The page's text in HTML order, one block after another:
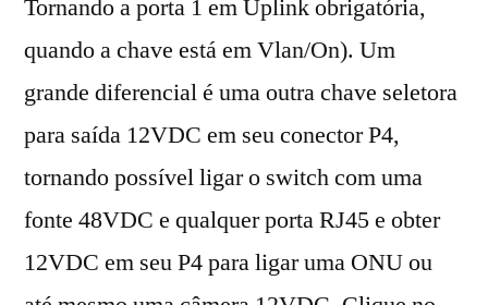
Tornando a porta 1 em Uplink obrigatória,
quando a chave está em Vlan/On). Um
grande diferencial é uma outra chave seletora
para saída 12VDC em seu conector P4,
tornando possível ligar o switch com uma
fonte 48VDC e qualquer porta RJ45 e obter
12VDC em seu P4 para ligar uma ONU ou